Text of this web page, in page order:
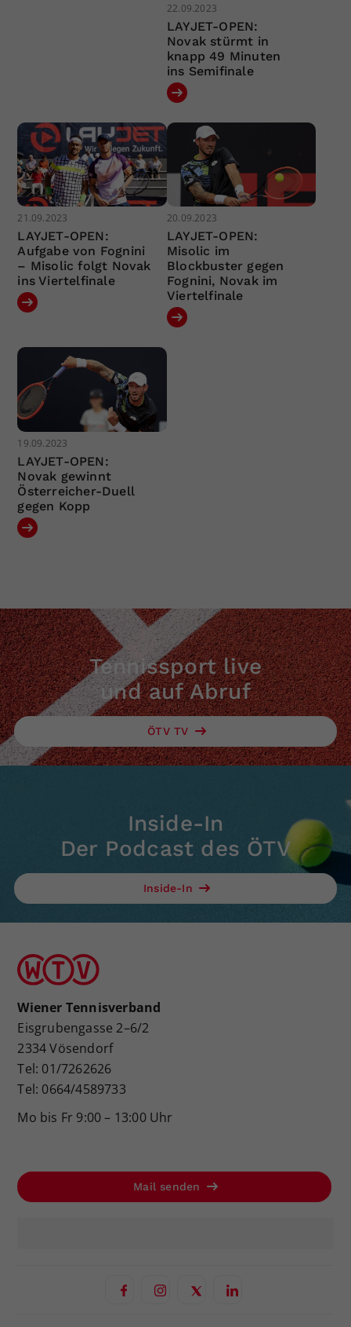
22.09.2023
LAYJET-OPEN:
Novak stürmt in
knapp 49 Minuten
ins Semifinale
21.09.2023
LAYJET-OPEN:
Aufgabe von Fognini
– Misolic folgt Novak
ins Viertelfinale
20.09.2023
LAYJET-OPEN:
Misolic im
Blockbuster gegen
Fognini, Novak im
Viertelfinale
19.09.2023
LAYJET-OPEN:
Novak gewinnt
Österreicher-Duell
gegen Kopp
Tennissport live
und auf Abruf
ÖTV TV
Inside-In
Der Podcast des ÖTV
Inside-In
Wiener Tennisverband
Eisgrubengasse 2–6/2
2334 Vösendorf
Tel: 01/7262626
Tel: 0664/4589733
Mo bis Fr 9:00 – 13:00 Uhr
Mail senden